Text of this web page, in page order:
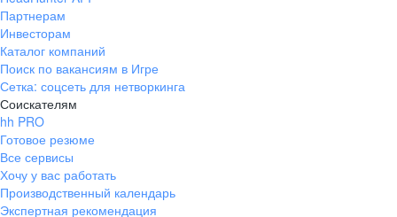
Партнерам
Инвесторам
Каталог компаний
Поиск по вакансиям в Игре
Сетка: соцсеть для нетворкинга
Соискателям
hh PRO
Готовое резюме
Все сервисы
Хочу у вас работать
Производственный календарь
Экспертная рекомендация